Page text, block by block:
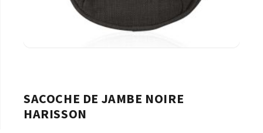
SACOCHE DE JAMBE NOIRE
HARISSON